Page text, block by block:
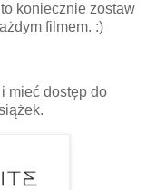
koniecznie zostaw
filmem. :)
mieć dostęp do